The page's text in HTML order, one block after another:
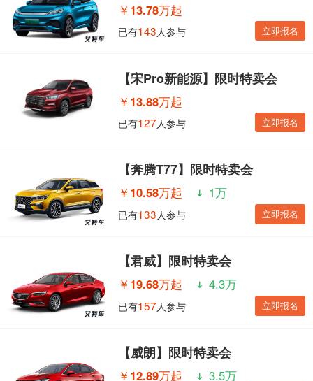
￥ 13.78万起
已有143 人参与 立即报名
【宋Pro新能源】限时特卖会
￥ 13.88万起
已有127 人参与 立即报名
【奔腾T77】限时特卖会
￥ 10.58万起 1万
已有133人参与 立即报名
【君威】限时特卖会
￥ 19.68万起 4.3万
已有157人参与 立即报名
【威朗】限时特卖会
￥ 12.89万起 3.5万